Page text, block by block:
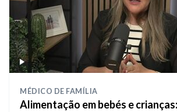
MÉDICO DE FAMÍLIA
Alimentação em bebés e